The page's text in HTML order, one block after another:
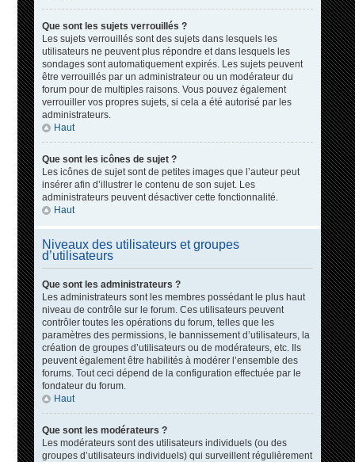
Que sont les sujets verrouillés ?
Les sujets verrouillés sont des sujets dans lesquels les
utilisateurs ne peuvent plus répondre et dans lesquels les
sondages sont automatiquement expirés. Les sujets peuvent
être verrouillés par un administrateur ou un modérateur du
forum pour de multiples raisons. Vous pouvez également
verrouiller vos propres sujets, si cela a été autorisé par les
administrateurs.
Haut
Que sont les icônes de sujet ?
Les icônes de sujet sont de petites images que l’auteur peut
insérer afin d’illustrer le contenu de son sujet. Les
administrateurs peuvent désactiver cette fonctionnalité.
Haut
Niveaux des utilisateurs et groupes
d’utilisateurs
Que sont les administrateurs ?
Les administrateurs sont les membres possédant le plus haut
niveau de contrôle sur le forum. Ces utilisateurs peuvent
contrôler toutes les opérations du forum, telles que les
paramètres des permissions, le bannissement d’utilisateurs, la
création de groupes d’utilisateurs ou de modérateurs, etc. Ils
peuvent également être habilités à modérer l’ensemble des
forums. Tout ceci dépend de la configuration effectuée par le
fondateur du forum.
Haut
Que sont les modérateurs ?
Les modérateurs sont des utilisateurs individuels (ou des
groupes d’utilisateurs individuels) qui surveillent régulièrement